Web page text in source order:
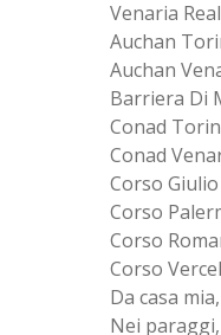
Venaria
Auchan
Auchan
Barriera Di
Conad
Conad
Corso
Corso
Corso
Corso
Da casa
Nei